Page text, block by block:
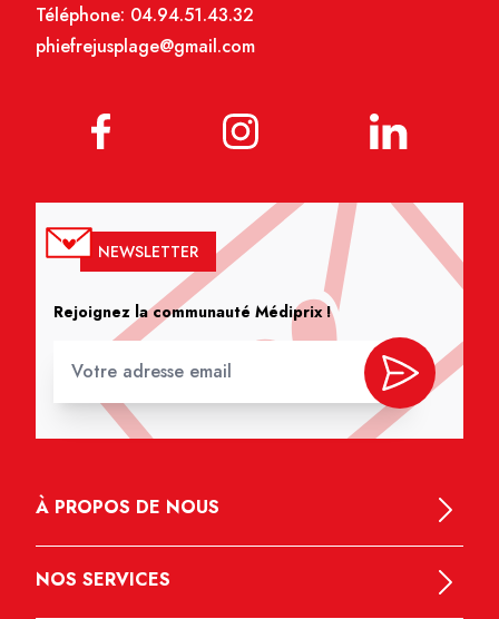
Téléphone: 04.94.51.43.32
phiefrejusplage@gmail.com
NEWSLETTER
Rejoignez la communauté Médiprix !
À PROPOS DE NOUS
NOS SERVICES